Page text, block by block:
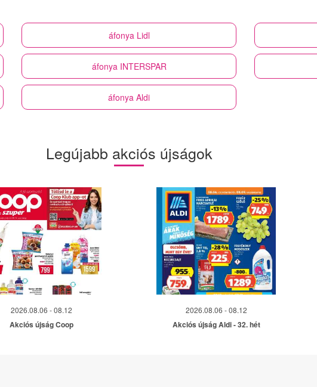
áfonya Lidl
áfonya INTERSPAR
áfonya Aldi
Legújabb akciós újságok
2026.08.06 - 08.12
Akciós újság Coop
2026.08.06 - 08.12
Akciós újság Aldi - 32. hét